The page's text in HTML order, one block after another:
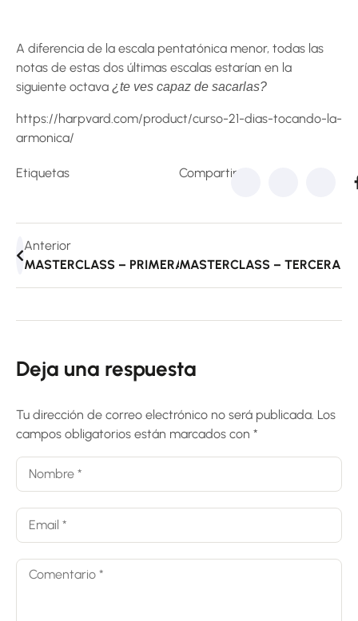
A diferencia de la escala pentatónica menor, todas las
notas de estas dos últimas escalas estarían en la
siguiente octava ¿te ves capaz de sacarlas?
https://harpvard.com/product/curso-21-dias-tocando-la-
armonica/
Etiquetas Compartir:
Anterior
MASTERCLASS – PRIMERA POSICIÓN Y La Armónica
MASTERCLASS – TERCERA
Deja una respuesta
Tu dirección de correo electrónico no será publicada. Los
campos obligatorios están marcados con *